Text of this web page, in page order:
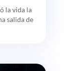
la vida la
salida de